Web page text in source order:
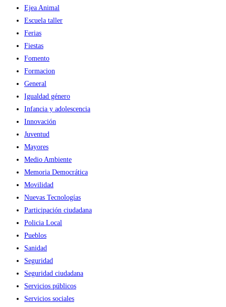
Ejea Animal
Escuela taller
Ferias
Fiestas
Fomento
Formacion
General
Igualdad género
Infancia y adolescencia
Innovación
Juventud
Mayores
Medio Ambiente
Memoria Democrática
Movilidad
Nuevas Tecnologías
Participación ciudadana
Policia Local
Pueblos
Sanidad
Seguridad
Seguridad ciudadana
Servicios públicos
Servicios sociales